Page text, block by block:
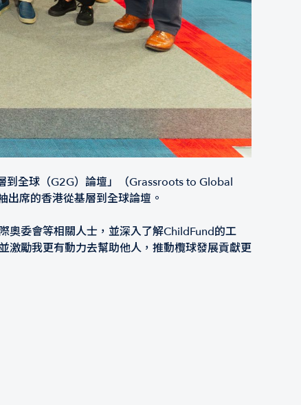
全球（G2G）論壇」（Grassroots to Global
席的香港從基層到全球論壇。
奧委會等相關人士，並深入了解ChildFund的工
激勵我更有動力去幫助他人，推動欖球發展貢獻更